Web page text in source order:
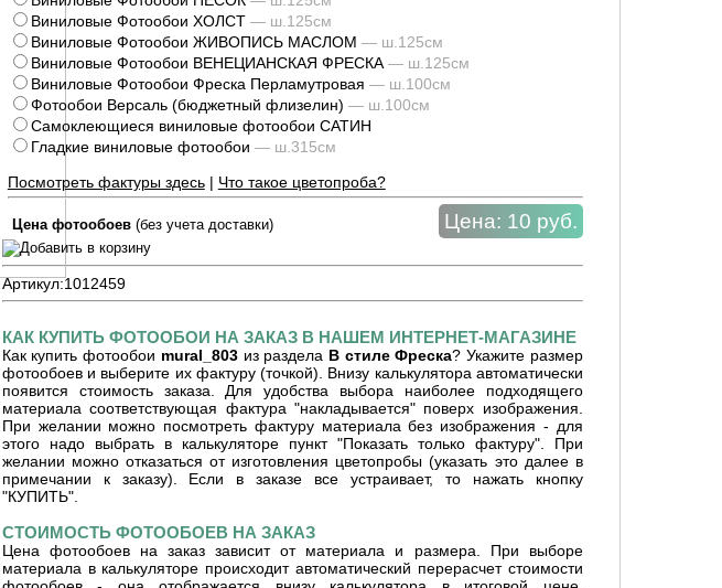
Виниловые Фотообои ХОЛСТ — ш.125см
Виниловые Фотообои ЖИВОПИСЬ МАСЛОМ — ш.125см
Виниловые Фотообои ВЕНЕЦИАНСКАЯ ФРЕСКА — ш.125см
Виниловые Фотообои Фреска Перламутровая — ш.100см
Фотообои Версаль (бюджетный флизелин) — ш.100см
Самоклеющиеся виниловые фотообои САТИН
Гладкие виниловые фотообои — ш.315см
Посмотреть фактуры здесь| Что такое цветопроба?
Цена фотообоев (без учета доставки) Цена: 10 руб.
Артикул:1012459
КАК КУПИТЬ ФОТООБОИ НА ЗАКАЗ В НАШЕМ ИНТЕРНЕТ-МАГАЗИНЕ
Как купить фотообои mural_803из раздела В стиле Фреска? Укажите размер
фотообоев и выберите их фактуру (точкой). Внизу калькулятора автоматически
появится стоимость заказа. Для удобства выбора наиболее подходящего
материала соответствующая фактура "накладывается" поверх изображения.
При желании можно посмотреть фактуру материала без изображения - для
этого надо выбрать в калькуляторе пункт "Показать только фактуру". При
желании можно отказаться от изготовления цветопробы (указать это далее в
примечании к заказу). Если в заказе все устраивает, то нажать кнопку
"КУПИТЬ".
СТОИМОСТЬ ФОТООБОЕВ НА ЗАКАЗ
Цена фотообоев на заказ зависит от материала и размера. При выборе
материала в калькуляторе происходит автоматический перерасчет стоимости